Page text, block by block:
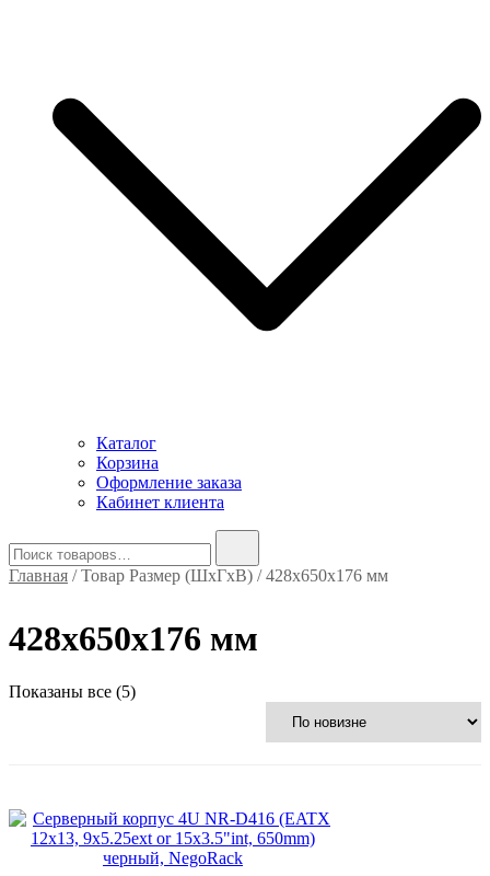
Каталог
Корзина
Оформление заказа
Кабинет клиента
Главная / Товар Размер (ШxГxВ) / 428x650x176 мм
428x650x176 мм
Показаны все (5)Сортировка: